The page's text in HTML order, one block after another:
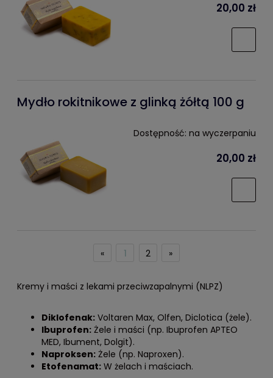
20,00 zł
Mydło rokitnikowe z glinką żółtą 100 g
Dostępność: na wyczerpaniu
20,00 zł
« 1 2 »
Kremy i maści z lekami przeciwzapalnymi (NLPZ)
Diklofenak: Voltaren Max, Olfen, Diclotica (żele).
Ibuprofen: Żele i maści (np. Ibuprofen APTEO
MED, Ibument, Dolgit).
Naproksen: Żele (np. Naproxen).
Etofenamat: W żelach i maściach.